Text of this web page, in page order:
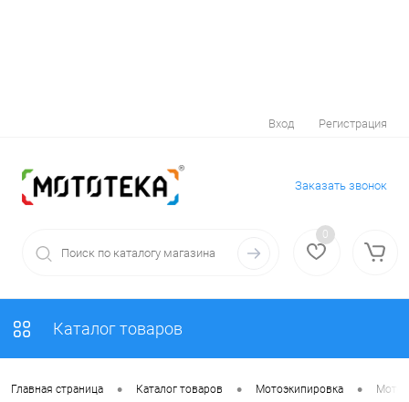
Вход Регистрация
Заказать звонок
0
Каталог товаров
Главная страница • Каталог товаров • Мотоэкипировка •